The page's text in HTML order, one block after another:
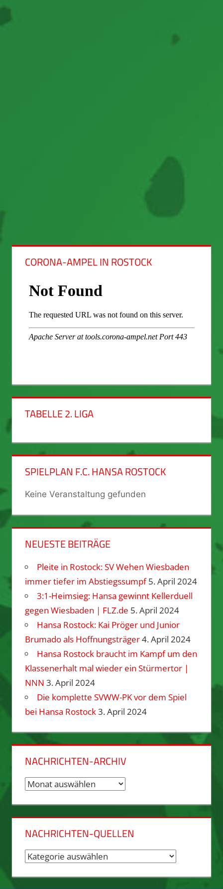
CORONA-AMPEL IN ROSTOCK
TABELLE 2. LIGA
SPIELPLAN F.C. HANSA ROSTOCK
Keine Veranstaltung gefunden
NEUESTE BEITRÄGE
Pleite in Rostock: SV Wehen Wiesbaden
immer tiefer im Abstiegssumpf 5. April 2024
3:1-Heimsieg: Hansa gewinnt Kellerduell
gegen Wiesbaden | FLZ.de 5. April 2024
Hansa Rostock: Kai Pröger und Junior
Brumado als Hoffnungsträger4. April 2024
Hansa Rostock braucht im Kampf um den
Klassenerhalt mal wieder ein Stürmertor |
NNN 3. April 2024
Die komplette SVWW-PK vor dem Spiel
bei Hansa Rostock3. April 2024
NACHRICHTEN-ARCHIV
Nachrichten-
NACHRICHTEN-QUELLEN
Nachrichten-